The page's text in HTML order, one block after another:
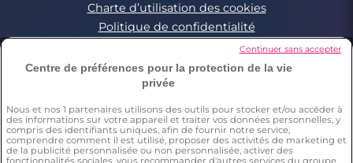
Charte d’utilisation des cookies
Politique de confidentialité
Conditions Générales applicables aux Events
Signaler un contenu illégal
*Estimation du nombre de personnes ayant déjà fait une
rencontre sur Meetic en France, Italie et Espagne. Chiffre obtenu
par l’extrapolation des résultats d’une enquête réalisée par
Dynata en décembre 2023, sur 6011 personnes résidant en
Centre de préférences pour la protection de la vie
privée
Nous et nos 1 partenaires utilisons des outils pour stocker et/ou accéder à
des informations sur votre appareil et traiter vos données personnelles, y
compris des identifiants uniques, afin de fournir notre service,
comprendre comment il est utilisé, proposer des activités de marketing et
de la publicité personnalisée ou non personnalisée, activer des
fonctionnalités sociales, vous recommander d'autres services du groupe
Continuer sans accepter